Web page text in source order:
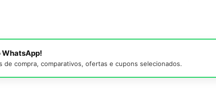
WhatsApp!
de compra, comparativos, ofertas e cupons selecionados.